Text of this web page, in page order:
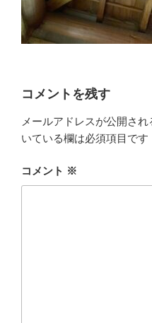
コメントを残す
メールアドレスが公開され
いている欄は必須項目です
コメント ※